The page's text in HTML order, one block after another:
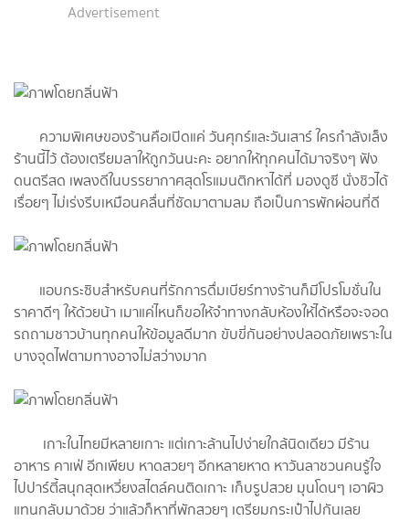
Advertisement
ความพิเศษของร้านคือเปิดแค่ วันศุกร์และวันเสาร์ ใครกำลังเล็ง
ร้านนี้ไว้ ต้องเตรียมลาให้ถูกวันนะคะ อยากให้ทุกคนได้มาจริงๆ ฟัง
ดนตรีสด เพลงดีในบรรยากาศสุดโรแมนติกหาได้ที่ มองดูซี นั่งชิวได้
เรื่อยๆ ไม่เร่งรีบเหมือนคลื่นที่ซัดมาตามลม ถือเป็นการพักผ่อนที่ดี
แอบกระซิบสำหรับคนที่รักการดื่มเบียร์ทางร้านก็มีโปรโมชั่นใน
ราคาดีๆ ให้ด้วยน้า เมาแค่ไหนก็ขอให้จำทางกลับห้องให้ได้หรือจะจอด
รถถามชาวบ้านทุกคนให้ข้อมูลดีมาก ขับขี่กันอย่างปลอดภัยเพราะใน
บางจุดไฟตามทางอาจไม่สว่างมาก
เกาะในไทยมีหลายเกาะ แต่เกาะล้านไปง่ายใกล้นิดเดียว มีร้าน
อาหาร คาเฟ่ อีกเพียบ หาดสวยๆ อีกหลายหาด หาวันลาชวนคนรู้ใจ
ไปปาร์ตี้สนุกสุดเหวี่ยงสไตล์คนติดเกาะ เก็บรูปสวย มุนโดนๆ เอาผิว
แทนกลับมาด้วย ว่าแล้วก็หาที่พักสวยๆ เตรียมกระเป๋าไปกันเลย